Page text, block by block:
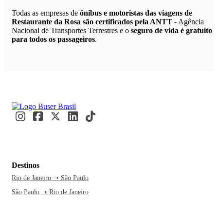
Todas as empresas de ônibus e motoristas das viagens de
Restaurante da Rosa são certificados pela ANTT - Agência
Nacional de Transportes Terrestres e o seguro de vida é gratuito
para todos os passageiros.
Destinos
Rio de Janeiro ➝ São Paulo
São Paulo ➝ Rio de Janeiro